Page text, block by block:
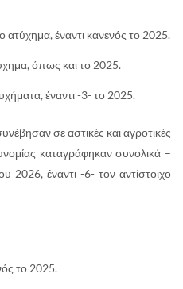
ατύχημα, έναντι κανενός το 2025.
όπως και το 2025.
έναντι -3- το 2025.
σε αστικές και αγροτικές
καταγράφηκαν συνολικά –
2026, έναντι -6- τον αντίστοιχο
το 2025.